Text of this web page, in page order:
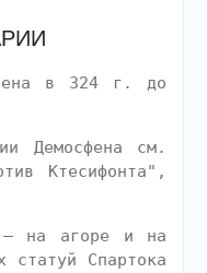
в 324 г. до
Демосфена см.
Ктесифонта",
— на агоре и на
статуй Спартока